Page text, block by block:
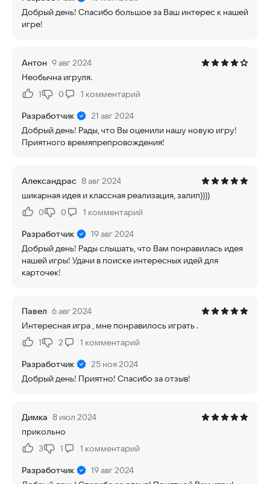
Добрый день! Спасибо большое за Ваш интерес к нашей
игре!
Антон 9 авг 2024
Необычна игруля.
Нравится:
1Не нравится:
0 1 комментарий
Разработчик
21 авг 2024
Добрый день! Рады, что Вы оценили нашу новую игру!
Приятного времяпрепровождения!
Александрас 8 авг 2024
шикарная идея и классная реализация, залип))))
Нравится:
0Не нравится:
0 1 комментарий
Разработчик
19 авг 2024
Добрый день! Рады слышать, что Вам понравилась идея
нашей игры! Удачи в поиске интересных идей для
карточек!
Павел 6 авг 2024
Интересная игра , мне понравилось играть .
Нравится:
1Не нравится:
2 1 комментарий
Разработчик
25 ноя 2024
Добрый день! Приятно! Спасибо за отзыв!
Димка 8 июл 2024
прикольно
Нравится:
3Не нравится:
1 1 комментарий
Разработчик
19 авг 2024